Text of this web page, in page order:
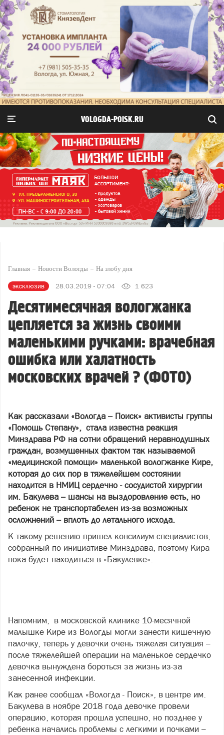
VOLOGDA-POISK.RU
Главная Новости Вологды На злобу дня
эксклюзив 28.03.2019 - 07:04 1 623
Десятимесячная вологжанка
цепляется за жизнь своими
маленькими ручками: врачебная
ошибка или халатность
московских врачей ? (ФОТО)
Как рассказали «Вологда – Поиск» активисты группы
«Помощь Степану», стала известна реакция
Минздрава РФ на сотни обращений неравнодушных
граждан, возмущенных фактом так называемой
«медицинской помощи» маленькой вологжанке Кире,
которая до сих пор в тяжелейшем состоянии
находится в НМИЦ сердечно - сосудистой хирургии
им. Бакулева – шансы на выздоровление есть, но
ребенок не транспортабелен из-за возможных
осложнений – вплоть до летального исхода.
К такому решению пришел консилиум специалистов,
собранный по инициативе Минздрава, поэтому Кира
пока будет находиться в «Бакулевке».
Напомним, в московской клинике 10-месячной
малышке Кире из Вологды могли занести кишечную
палочку, теперь у девочки очень тяжелая ситуация –
после тяжелейшей операции на маленькое сердечко
девочка вынуждена бороться за жизнь из-за
занесенной инфекции.
Как ранее сообщал «Вологда - Поиск», в центре им.
Бакулева в ноябре 2018 года девочке провели
операцию, которая прошла успешно, но позднее у
ребенка начались проблемы с легкими и почками –